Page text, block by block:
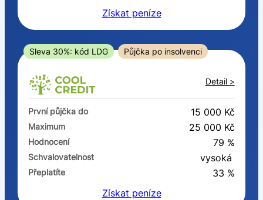
V hotovosti
ano
Získat peníze
Sleva 30%: kód LDG Půjčka po insolvenci
Detail >
První půjčka do 15 000 Kč
Maximum 25 000 Kč
Hodnocení 79 %
Schvalovatelnost vysoká
Přeplatíte
33 %
Získat peníze